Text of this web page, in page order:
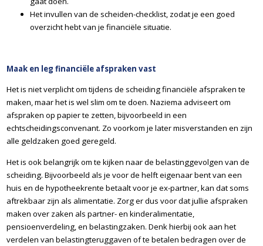
Het invullen van de scheiden-checklist, zodat je een goed
overzicht hebt van je financiële situatie.
Maak en leg financiële afspraken vast
Het is niet verplicht om tijdens de scheiding financiële afspraken te
maken, maar het is wel slim om te doen. Naziema adviseert om
afspraken op papier te zetten, bijvoorbeeld in een
echtscheidingsconvenant. Zo voorkom je later misverstanden en zijn
alle geldzaken goed geregeld.
Het is ook belangrijk om te kijken naar de belastinggevolgen van de
scheiding. Bijvoorbeeld als je voor de helft eigenaar bent van een
huis en de hypotheekrente betaalt voor je ex-partner, kan dat soms
aftrekbaar zijn als alimentatie. Zorg er dus voor dat jullie afspraken
maken over zaken als partner- en kinderalimentatie,
pensioenverdeling, en belastingzaken. Denk hierbij ook aan het
verdelen van belastingteruggaven of te betalen bedragen over de